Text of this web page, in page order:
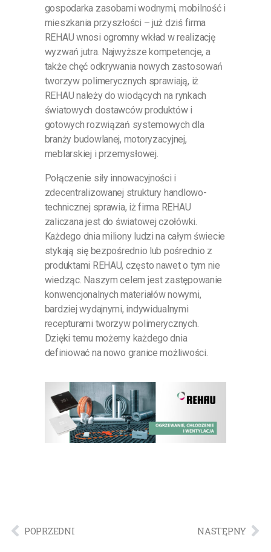
gospodarka zasobami wodnymi, mobilność i
mieszkania przyszłości – już dziś firma
REHAU wnosi ogromny wkład w realizację
wyzwań jutra. Najwyższe kompetencje, a
także chęć odkrywania nowych zastosowań
tworzyw polimerycznych sprawiają, iż
REHAU należy do wiodących na rynkach
światowych dostawców produktów i
gotowych rozwiązań systemowych dla
branży budowlanej, motoryzacyjnej,
meblarskiej i przemysłowej.
Połączenie siły innowacyjności i
zdecentralizowanej struktury handlowo-
technicznej sprawia, iż firma REHAU
zaliczana jest do światowej czołówki.
Każdego dnia miliony ludzi na całym świecie
stykają się bezpośrednio lub pośrednio z
produktami REHAU, często nawet o tym nie
wiedząc. Naszym celem jest zastępowanie
konwencjonalnych materiałów nowymi,
bardziej wydajnymi, indywidualnymi
recepturami tworzyw polimerycznych.
Dzięki temu możemy każdego dnia
definiować na nowo granice możliwości.
POPRZEDNI NASTĘPNY